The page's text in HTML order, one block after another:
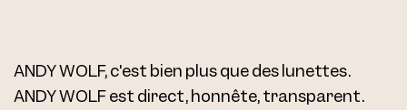
ANDY WOLF, c'est bien plus que des lunettes.
ANDY WOLF est direct, honnête, transparent.